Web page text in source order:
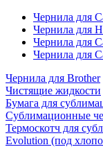
Чернила для
Чернила для
Чернила для
Чернила для
Чернила для Brother
Чистящие жидкости
Бумага для
Сублимационные
Термоскотч для
Evolution (под